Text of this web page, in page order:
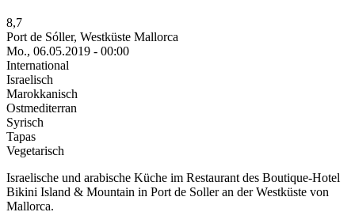
8,7
Port de Sóller, Westküste Mallorca
Mo., 06.05.2019 - 00:00
International
Israelisch
Marokkanisch
Ostmediterran
Syrisch
Tapas
Vegetarisch
Israelische und arabische Küche im Restaurant des Boutique-Hotel
Bikini Island & Mountain in Port de Soller an der Westküste von
Mallorca.